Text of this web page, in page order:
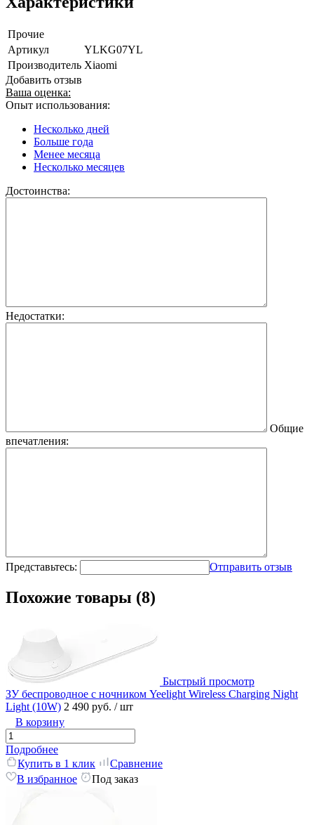
Прочие
Артикул
YLKG07YL
Производитель Xiaomi
Добавить отзыв
Ваша оценка:
Опыт использования:
Несколько дней
Больше года
Менее месяца
Несколько месяцев
Достоинства:
Недостатки:
Общие
впечатления:
Представьтесь: Отправить отзыв
Похожие товары (8)
Быстрый просмотр
ЗУ беспроводное с ночником Yeelight Wireless Charging Night
Light (10W) 2 490 руб. / шт
В корзину
Подробнее
Купить в 1 клик
Сравнение
В избранное
Под заказ